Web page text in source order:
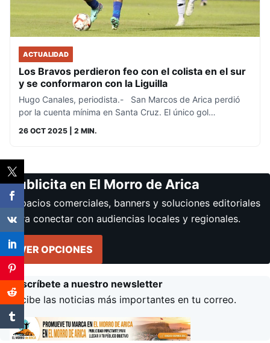
ACTUALIDAD
Los Bravos perdieron feo con el colista en el sur
y se conformaron con la Liguilla
Hugo Canales, periodista.- San Marcos de Arica perdió
por la cuenta mínima en Santa Cruz. El único gol…
26 OCT 2025 | 2 MIN.
Publicita en El Morro de Arica
Espacios comerciales, banners y soluciones editoriales
para conectar con audiencias locales y regionales.
VER OPCIONES
Suscríbete a nuestro newsletter
Recibe las noticias más importantes en tu correo.